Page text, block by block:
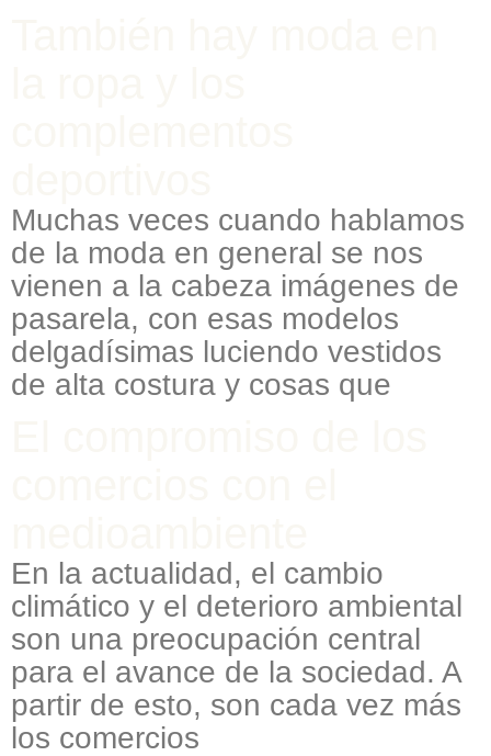
Muchas veces cuando hablamos
de la moda en general se nos
vienen a la cabeza imágenes de
pasarela, con esas modelos
delgadísimas luciendo vestidos
de alta costura y cosas que
En la actualidad, el cambio
climático y el deterioro ambiental
son una preocupación central
para el avance de la sociedad. A
partir de esto, son cada vez más
los comercios